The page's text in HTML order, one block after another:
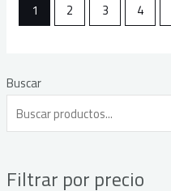
Buscar
Filtrar por precio
1 2 3 4